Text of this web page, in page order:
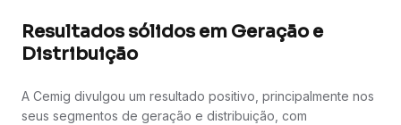
Resultados sólidos em Geração e
Distribuição
A Cemig divulgou um resultado positivo, principalmente nos
seus segmentos de geração e distribuição, com